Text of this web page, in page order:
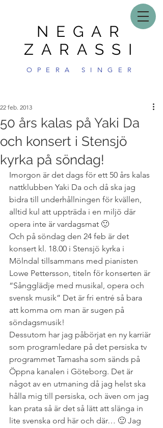
NEGAR
ZARASSI
OPERA SINGER
50 års kalas på Yaki Da
och konsert i Stensjö
kyrka på söndag!
22 feb. 2013
Imorgon är det dags för ett 50 års kalas
nattklubben Yaki Da och då ska jag
bidra till underhållningen för kvällen,
alltid kul att uppträda i en miljö där
opera inte är vardagsmat 🙂
Och på söndag den 24 feb är det
konsert kl. 18.00 i Stensjö kyrka i
Mölndal tillsammans med pianisten
Lowe Pettersson, titeln för konserten är
“Sångglädje med musikal, opera och
svensk musik” Det är fri entré så bara
att komma om man är sugen på
söndagsmusik!
Dessutom har jag påbörjat en ny karriär
som programledare på det persiska tv
programmet Tamasha som sänds på
Öppna kanalen i Göteborg. Det är
något av en utmaning då jag helst ska
hålla mig till persiska, och även om jag
kan prata så är det så lätt att slänga in
lite svenska ord här och där… 🙂 Jag